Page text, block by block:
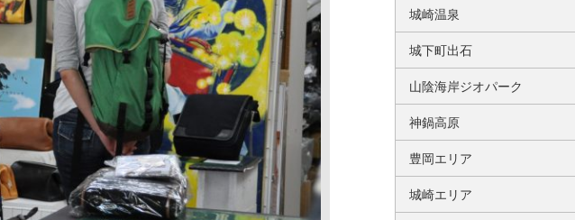
城崎温泉
城下町出石
山陰海岸ジオパーク
神鍋高原
豊岡エリア
城崎エリア